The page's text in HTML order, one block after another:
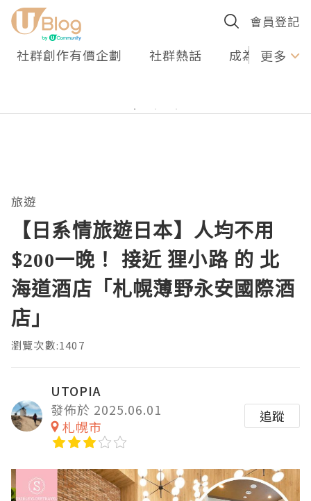
會員登記
社群創作有價企劃 社群熱話 成為U更多
旅遊
【日系情旅遊日本】人均不用
$200一晚！ 接近 狸小路 的 北
海道酒店「札幌薄野永安國際酒
店」
瀏覽次數:1407
UTOPIA
發佈於 2025.06.01
札幌市
追蹤